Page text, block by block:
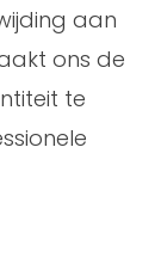
aan
ons de
te